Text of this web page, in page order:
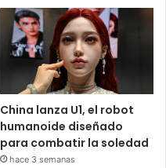
China lanza U1, el robot
humanoide diseñado
para combatir la soledad
hace 3 semanas